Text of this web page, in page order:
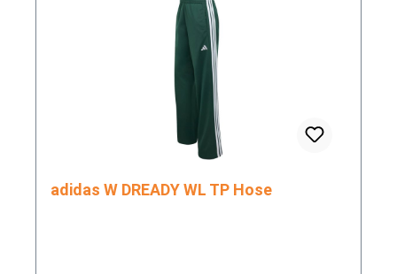
adidas W DREADY WL TP Hose